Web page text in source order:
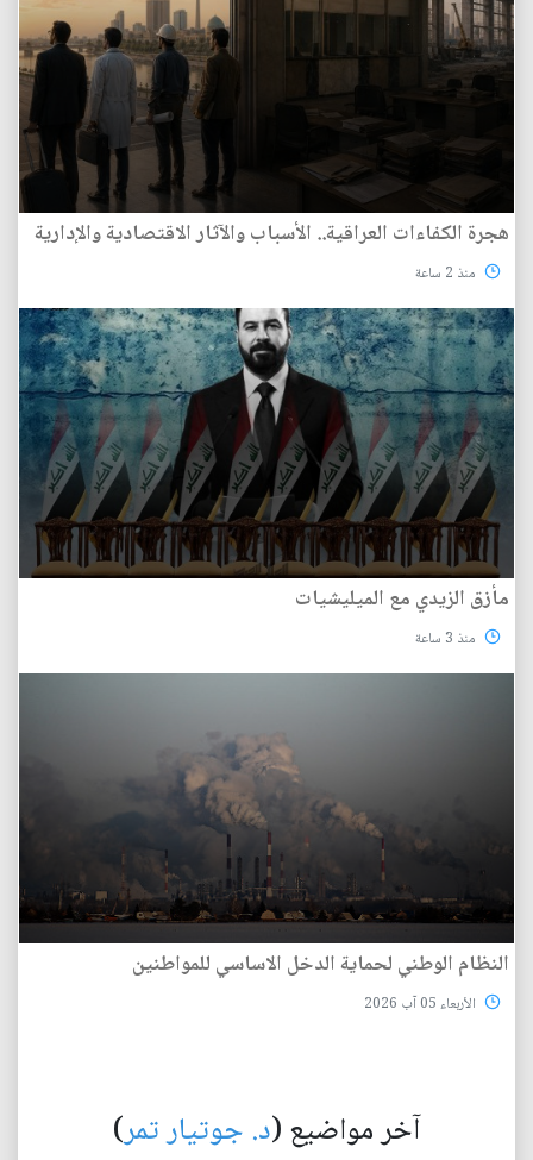
هجرة الكفاءات العراقية.. الأسباب والآثار الاقتصادية والإدارية
منذ 2 ساعة
مأزق الزيدي مع الميليشيات
منذ 3 ساعة
النظام الوطني لحماية الدخل الاساسي للمواطنين
الأربعاء 05 آب 2026
آخر مواضيع (د. جوتيار تمر)